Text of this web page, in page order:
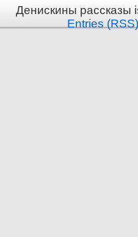
Денискины рассказы
Entries (RSS)